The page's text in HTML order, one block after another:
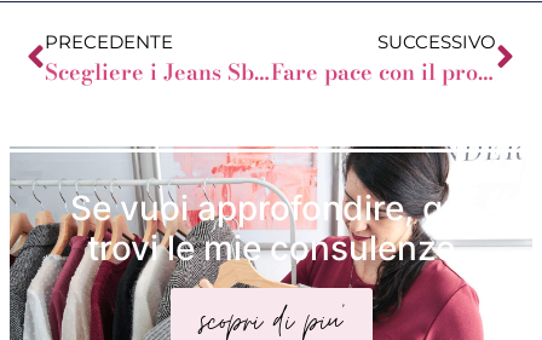
PRECEDENTE
Scegliere i Jeans Sbagliati!
SUCCESSIVO
Fare pace con il proprio corpo
Se vuoi approfondire, qui
trovi le mie consulenze
scopri di piu'